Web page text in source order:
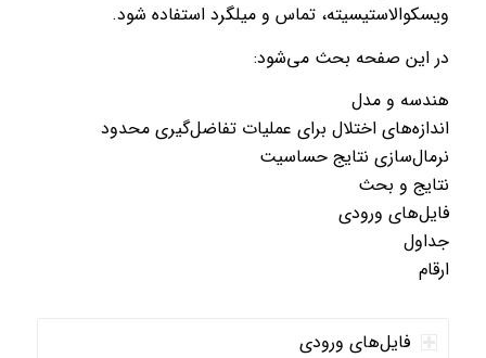
ویسکوالاستیسیته، تماس و میلگرد استفاده شود.
در این صفحه بحث می‌شود:
هندسه و مدل
اندازه‌های اختلال برای عملیات تفاضل‌گیری محدود
نرمال‌سازی نتایج حساسیت
نتایج و بحث
فایل‌های ورودی
جداول
ارقام
فایل‌های ورودی